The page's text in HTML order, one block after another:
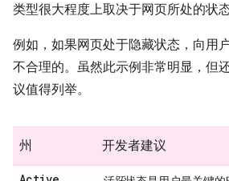
类型很大程度上取决于网页所处的状态
例如，如果网页处于隐藏状态，向用
不合理的。虽然此示例非常明显，但
议值得列举。
州 开发者建议